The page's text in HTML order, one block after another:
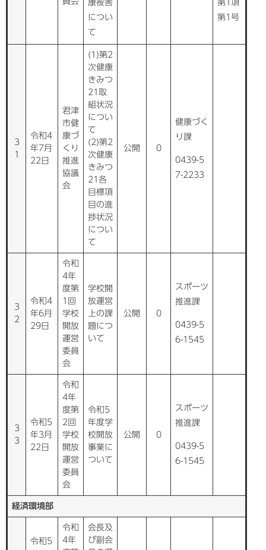
康被害
につい
て
第1項
第1号
3
1
令和4
年7月
22日
君津
市健
康づ
くり
推進
協議
会
(1)第2
次健康
きみつ
21取
組状況
につい
て
(2)第2
次健康
きみつ
21各
目標項
目の進
捗状況
につい
て
公開 0
健康づく
り課
0439-5
7-2233
3
2
令和4
年6月
29日
令和
4年
度第
1回
学校
開放
運営
委員
会
学校開
放運営
上の課
題につ
いて
公開 0
スポーツ
推進課
0439-5
6-1545
3
3
令和5
年3月
22日
令和
4年
度第
2回
学校
開放
運営
委員
会
令和5
年度学
校開放
事業に
ついて
公開 0
スポーツ
推進課
0439-5
6-1545
経済環境部
令和5
令和
4年
会長及
び副会